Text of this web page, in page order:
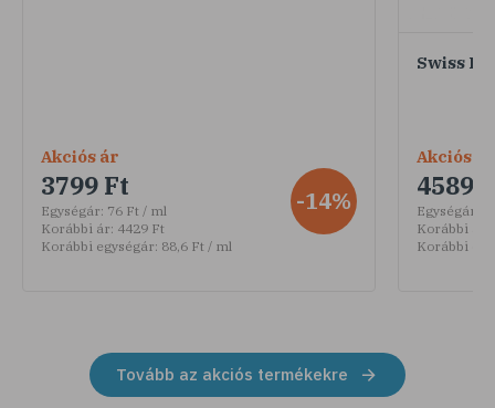
Akciós ár
3799 Ft
Egységár: 76 Ft / ml
Korábbi ár: 4429 Ft
Korábbi egységár: 88,6 Ft / ml
-14%
Swiss
Akciós ár
4589
Egységár:
Korábbi ár:
Korábbi
Tovább az akciós termékekre